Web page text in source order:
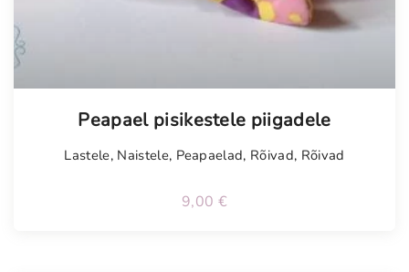
Peapael pisikestele piigadele
Lastele, Naistele, Peapaelad, Rõivad, Rõivad
9,00 €